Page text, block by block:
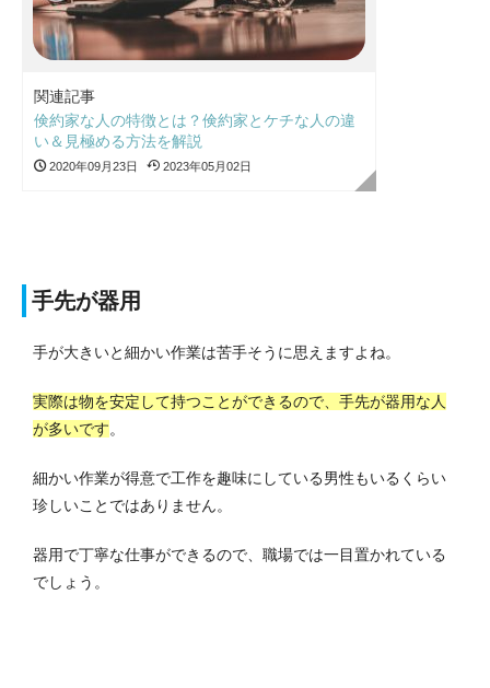
関連記事
倹約家な人の特徴とは？倹約家とケチな人の違
い＆見極める方法を解説
2020年09月23日 2023年05月02日
手先が器用
手が大きいと細かい作業は苦手そうに思えますよね。
実際は物を安定して持つことができるので、手先が器用な人
が多いです。
細かい作業が得意で工作を趣味にしている男性もいるくらい
珍しいことではありません。
器用で丁寧な仕事ができるので、職場では一目置かれている
でしょう。